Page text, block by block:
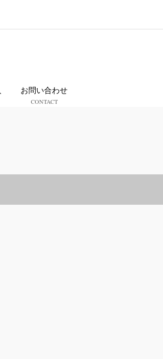
お問い合わせ
CONTACT